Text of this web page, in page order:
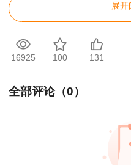
展开
16925 100 131
全部评论（0）